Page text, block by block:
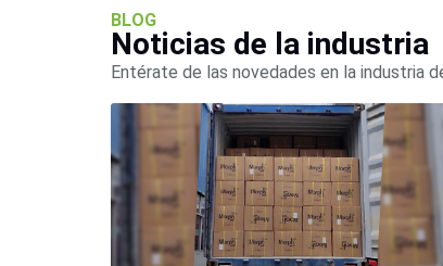
BLOG
Noticias de la industria
Entérate de las novedades en la industria